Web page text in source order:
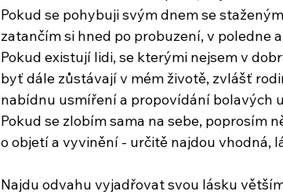
Pokud se pohybuji svým dnem se
zatančím si hned po probuzení, v poledne
Pokud existují lidi, se kterými nejsem v
byť dále zůstávají v mém životě, zvlášť
nabídnu usmíření a propovídání bolavých
Pokud se zlobím sama na sebe, poprosím
o objetí a vyvinění - určitě najdou vhodná,
Najdu odvahu vyjadřovat svou lásku